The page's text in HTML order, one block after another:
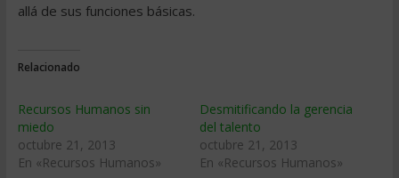
allá de sus funciones básicas.
Relacionado
Recursos Humanos sin
miedo
octubre 21, 2013
En «Recursos Humanos»
Desmitificando la gerencia
del talento
octubre 21, 2013
En «Recursos Humanos»